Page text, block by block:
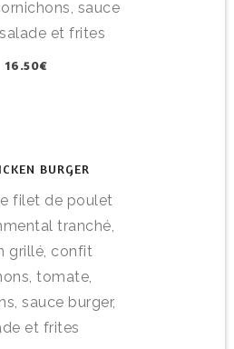
sauce
et frites
16.50€
BURGER
filet de poulet
tranché,
grillé, confit
tomate,
sauce burger,
et frites